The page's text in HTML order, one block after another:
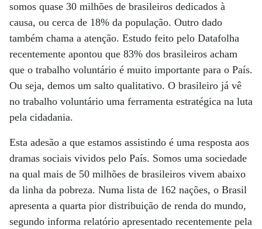
somos quase 30 milhões de brasileiros dedicados à
causa, ou cerca de 18% da população. Outro dado
também chama a atenção. Estudo feito pelo Datafolha
recentemente apontou que 83% dos brasileiros acham
que o trabalho voluntário é muito importante para o País.
Ou seja, demos um salto qualitativo. O brasileiro já vê
no trabalho voluntário uma ferramenta estratégica na luta
pela cidadania.
Esta adesão a que estamos assistindo é uma resposta aos
dramas sociais vividos pelo País. Somos uma sociedade
na qual mais de 50 milhões de brasileiros vivem abaixo
da linha da pobreza. Numa lista de 162 nações, o Brasil
apresenta a quarta pior distribuição de renda do mundo,
segundo informa relatório apresentado recentemente pela